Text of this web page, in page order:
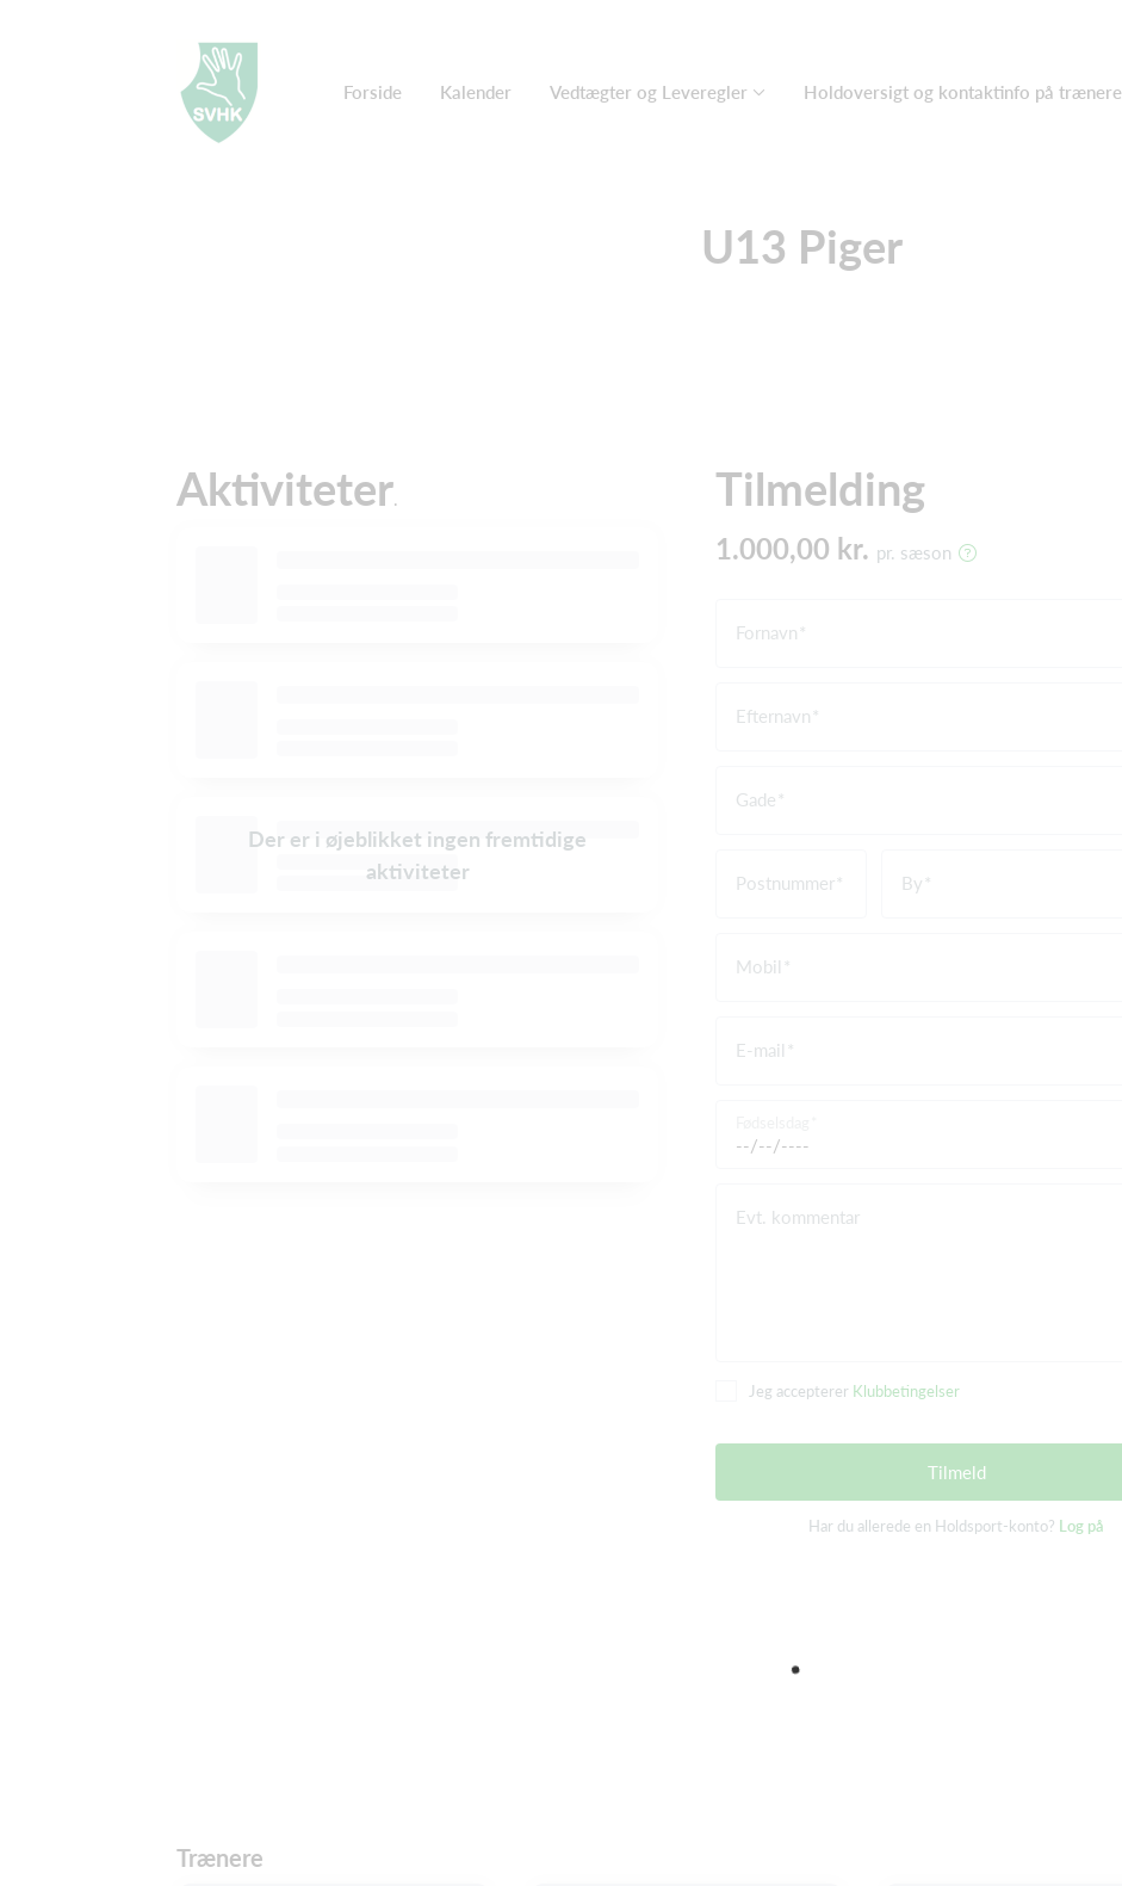
Forside Kalender Vedtægter og Leveregler Holdoversigt og kontaktinfo på trænere
U13 Piger
Aktiviteter.
Der er i øjeblikket ingen fremtidige
aktiviteter
Tilmelding
1.000,00 kr. pr. sæson
Fornavn
Efternavn
Gade
Postnummer By
Mobil
E-mail
Evt. kommentar
Jeg accepterer Klubbetingelser
Tilmeld
Har du allerede en Holdsport-konto? Log på
Trænere